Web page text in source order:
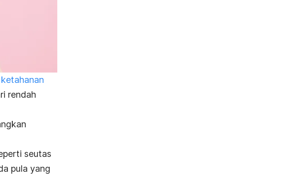
ketahanan
rendah
seutas
pula yang